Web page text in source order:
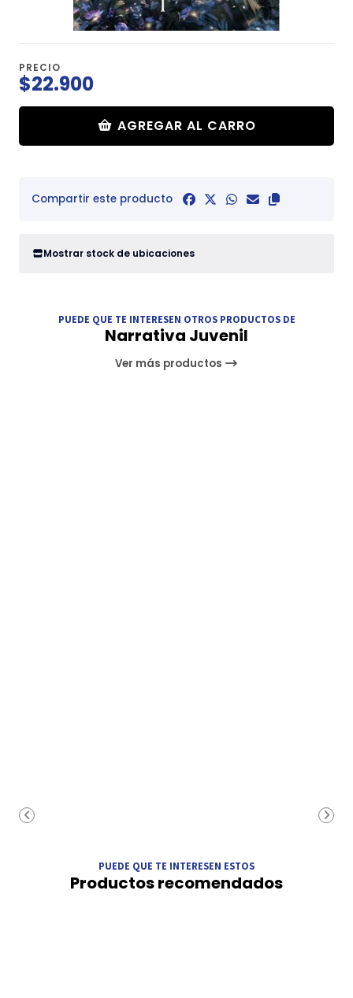
PRECIO
$22.900
AGREGAR AL CARRO
Compartir este producto
Mostrar stock de ubicaciones
PUEDE QUE TE INTERESEN OTROS PRODUCTOS DE
Narrativa Juvenil
Ver más productos
PUEDE QUE TE INTERESEN ESTOS
Productos recomendados